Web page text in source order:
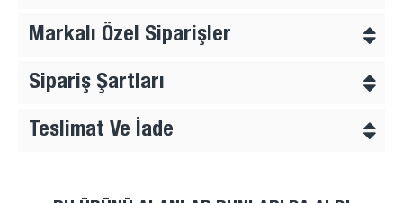
Markalı Özel Siparişler
Sipariş Şartları
Teslimat Ve İade